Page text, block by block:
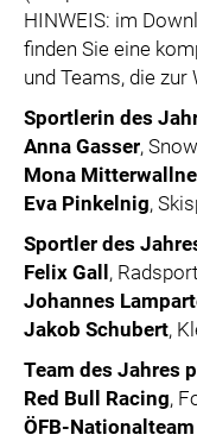
HINWEIS: im
finden Sie eine
und Teams, die zur
Sportlerin des
Anna Gasser,
Mona
Eva Pinkelnig,
Sportler des
Felix Gall, Radsport
Johannes
Jakob Schubert,
Team des Jahres
Red Bull Racing,
ÖFB-